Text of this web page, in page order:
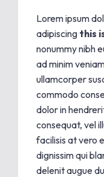
Lorem ipsum
adipiscing this
nonummy nibh
ad minim
ullamcorper
commodo
dolor in
consequat, vel
facilisis at vero
dignissim qui
delenit augue